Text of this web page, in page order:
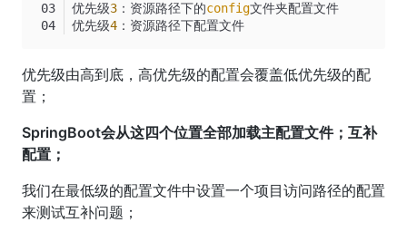
优先级3 ：资源路径下的config文件夹配置文件
优先级4 ：资源路径下配置文件
优先级由高到底，高优先级的配置会覆盖低优先级的配
置；
SpringBoot会从这四个位置全部加载主配置文件；互补
配置；
我们在最低级的配置文件中设置一个项目访问路径的配置
来测试互补问题；